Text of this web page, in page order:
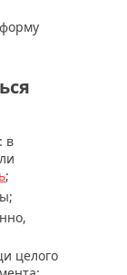
в
;
целого